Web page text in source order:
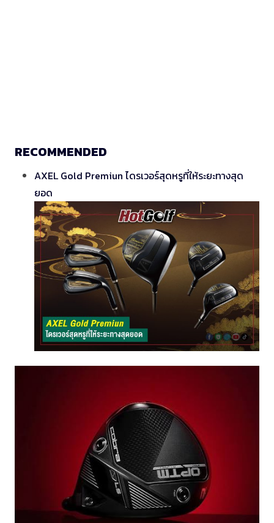
RECOMMENDED
AXEL Gold Premiun ไดรเวอร์สุดหรูที่ให้ระยะทางสุด
ยอด